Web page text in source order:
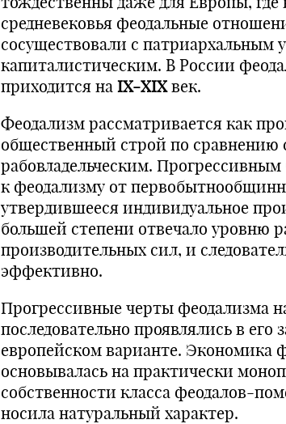
средневековья феодальные
сосуществовали с патриархальным
капиталистическим. В России
приходится на IX-XIXвек.
Феодализм рассматривается как
общественный строй по сравнению
рабовладельческим.
к феодализму от
утвердившееся индивидуальное
большей степени отвечало уровню
производительных сил, и
эффективно.
Прогрессивные черты феодализма
последовательно проявлялись в его
европейском варианте. Экономика
основывалась на практически
собственности класса феодалов-
носила натуральный характер.